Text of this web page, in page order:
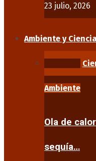
23 julio, 2026
Ambiente y Ciencia
Ambiente
Ola de
sequía…